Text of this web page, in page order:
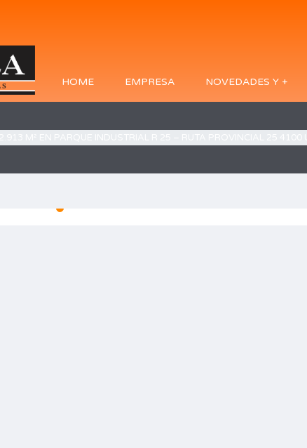
HOME EMPRESA NOVEDADES Y +